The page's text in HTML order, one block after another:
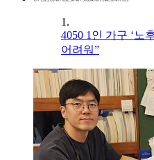
1.
4050 1인 가구 ‘노
어려워”